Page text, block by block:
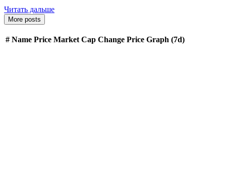
Читать дальше
More posts
# Name Price Market Cap Change Price Graph (7d)